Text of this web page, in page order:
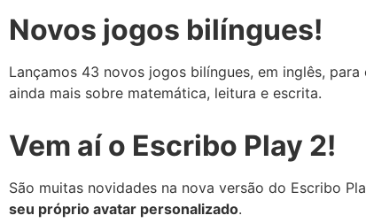
Novos jogos bilíngues!
Lançamos 43 novos jogos bilíngues, em inglês,
ainda mais sobre matemática, leitura e escrita.
Vem aí o Escribo Play 2!
São muitas novidades na nova versão do Escribo
seu próprio avatar personalizado.